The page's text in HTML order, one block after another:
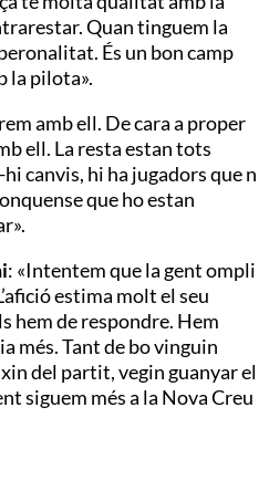
Quan tinguem la
És un bon camp
la pilota».
amb ell. De cara a proper
ell. La resta estan tots
canvis, hi ha jugadors que n
que ho estan
: «Intentem que la gent ompli
estima molt el seu
hem de respondre. Hem
més. Tant de bo vinguin
del partit, vegin guanyar el
siguem més a la Nova Creu